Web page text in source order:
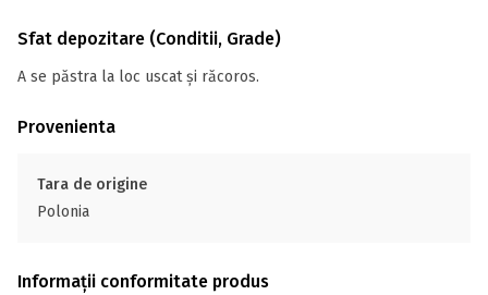
Sfat depozitare (Conditii, Grade)
A se păstra la loc uscat și răcoros.
Provenienta
Tara de origine
Polonia
Informații conformitate produs